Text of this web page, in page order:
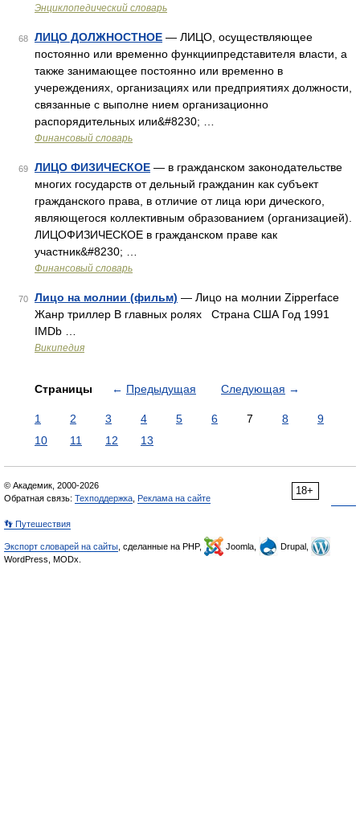
Энциклопедический словарь
68 ЛИЦО ДОЛЖНОСТНОЕ — ЛИЦО, осуществляющее
постоянно или временно функциипредставителя власти, а
также занимающее постоянно или временно в
учереждениях, организациях или предприятиях должности,
связанные с выполне нием организационно
распорядительных или&#8230; …
Финансовый словарь
69 ЛИЦО ФИЗИЧЕСКОЕ — в гражданском законодательстве
многих государств от дельный гражданин как субъект
гражданского права, в отличие от лица юри дического,
являющегося коллективным образованием (организацией).
ЛИЦОФИЗИЧЕСКОЕ в гражданском праве как
участник&#8230; …
Финансовый словарь
70 Лицо на молнии (фильм) — Лицо на молнии Zipperface
Жанр триллер В главных ролях Страна США Год 1991
IMDb …
Википедия
Страницы ← Предыдущая Следующая →
1 2 3 4 5 6 7 8
9
10
11 12 13
18+
© Академик, 2000-2026
Обратная связь: Техподдержка Реклама на сайте
👣 Путешествия
Экспорт словарей на сайты , сделанные на PHP, Joomla,
Drupal,
WordPress, MODx.